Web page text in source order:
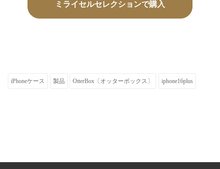
ミライセルセレクションで購入
iPhoneケース 製品 OtterBox〔オッターボックス〕 iphone16plus